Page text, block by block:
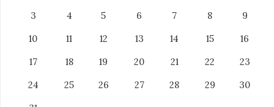
3
4 5 6 7 8
9
10
11 12 13 14 15
16
17
18 19 20 21 22
23
24
25 26 27 28 29
30